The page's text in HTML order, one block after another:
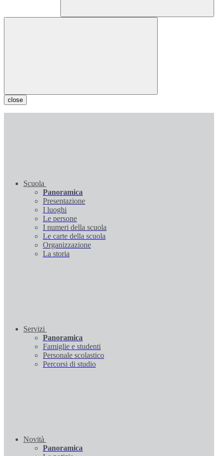
close
Scuola
Panoramica
Presentazione
I luoghi
Le persone
I numeri della scuola
Le carte della scuola
Organizzazione
La storia
Servizi
Panoramica
Famiglie e studenti
Personale scolastico
Percorsi di studio
Novità
Panoramica